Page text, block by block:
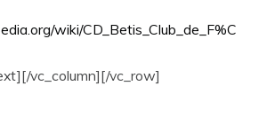
wiki/CD_Betis_Club_de_F%C
vc_column][/vc_row]